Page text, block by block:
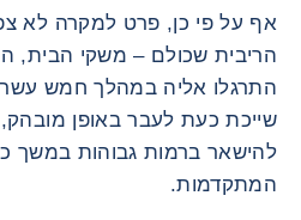
אף על פי כן, פרט למקרה לא
הריבית שכולם – משקי הבית,
התרגלו אליה במהלך חמש
שייכת כעת לעבר באופן מובהק,
להישאר ברמות גבוהות במשך
המתקדמות.